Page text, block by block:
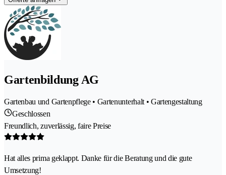
Gartenbildung AG
Gartenbau und Gartenpflege • Gartenunterhalt • Gartengestaltung
Geschlossen
Freundlich, zuverlässig, faire Preise
Hat alles prima geklappt. Danke für die Beratung und die gute
Umsetzung!